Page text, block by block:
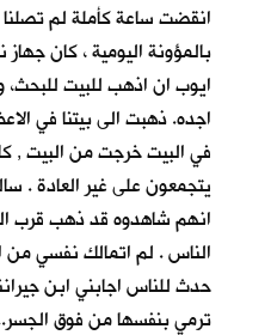
انقضت ساعة كأملة لم
بالمؤونة اليومية ، كان
ايوب ان اذهب للبيت للبحث،
اجده. ذهبت الى بيتنا في
في البيت خرجت من البيت ,
يتجمعون على غير العادة .
انهم شاهدوه قد ذهب قرب
الناس . لم اتمالك نفسي من
حدث للناس اجابني ابن
ترمي بنفسها من فوق